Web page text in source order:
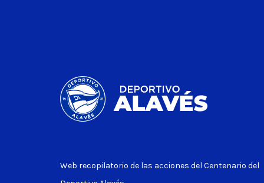
Web recopilatorio de las acciones del Centenario del